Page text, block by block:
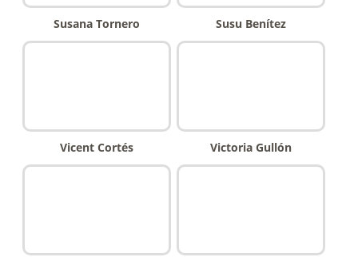
Susana Tornero Susu Benítez
Vicent Cortés Victoria Gullón